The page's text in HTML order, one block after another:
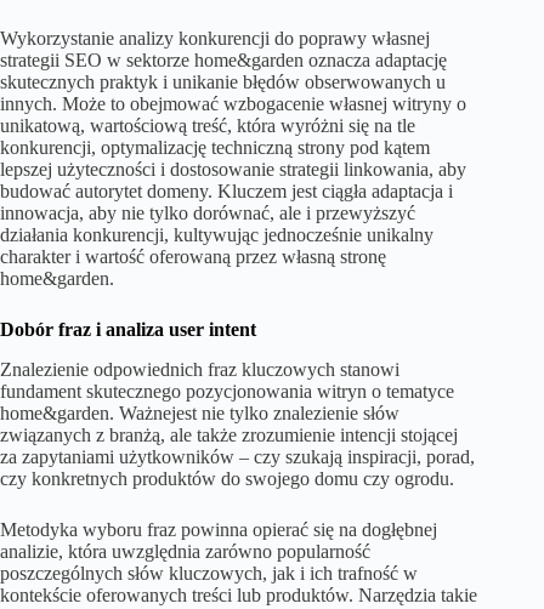
Wykorzystanie analizy konkurencji do poprawy własnej
strategii SEO w sektorze home&garden oznacza adaptację
skutecznych praktyk i unikanie błędów obserwowanych u
innych. Może to obejmować wzbogacenie własnej witryny o
unikatową, wartościową treść, która wyróżni się na tle
konkurencji, optymalizację techniczną strony pod kątem
lepszej użyteczności i dostosowanie strategii linkowania, aby
budować autorytet domeny. Kluczem jest ciągła adaptacja i
innowacja, aby nie tylko dorównać, ale i przewyższyć
działania konkurencji, kultywując jednocześnie unikalny
charakter i wartość oferowaną przez własną stronę
home&garden.
Dobór fraz i analiza user intent
Znalezienie odpowiednich fraz kluczowych stanowi
fundament skutecznego pozycjonowania witryn o tematyce
home&garden. Ważnejest nie tylko znalezienie słów
związanych z branżą, ale także zrozumienie intencji stojącej
za zapytaniami użytkowników – czy szukają inspiracji, porad,
czy konkretnych produktów do swojego domu czy ogrodu.
Metodyka wyboru fraz powinna opierać się na dogłębnej
analizie, która uwzględnia zarówno popularność
poszczególnych słów kluczowych, jak i ich trafność w
kontekście oferowanych treści lub produktów. Narzędzia takie